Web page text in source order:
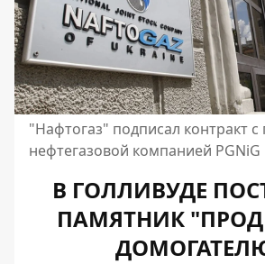
"Нафтогаз" подписал контракт с
нефтегазовой компанией PGNiG
В ГОЛЛИВУДЕ
ПАМЯТНИК